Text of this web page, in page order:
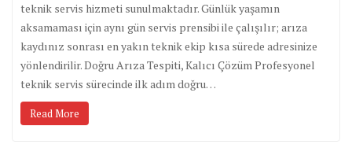
teknik servis hizmeti sunulmaktadır. Günlük yaşamın
aksamaması için aynı gün servis prensibi ile çalışılır; arıza
kaydınız sonrası en yakın teknik ekip kısa sürede adresinize
yönlendirilir. Doğru Arıza Tespiti, Kalıcı Çözüm Profesyonel
teknik servis sürecinde ilk adım doğru…
Read More